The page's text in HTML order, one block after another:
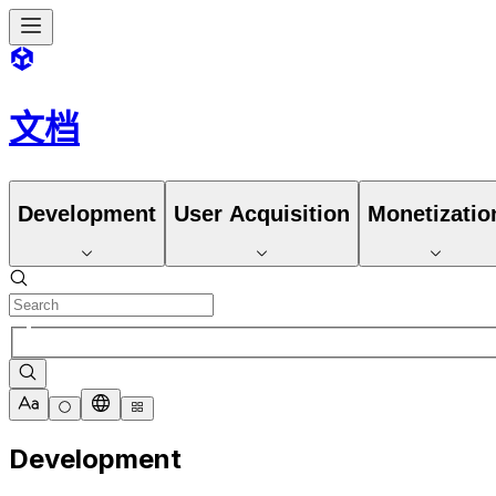
文档
Development User Acquisition
Development